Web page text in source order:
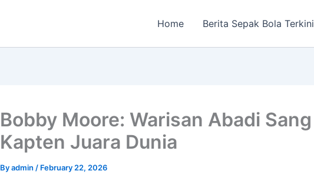
Home Berita Sepak Bola Terkini
Bobby Moore: Warisan Abadi Sang
Kapten Juara Dunia
Byadmin / February 22, 2026